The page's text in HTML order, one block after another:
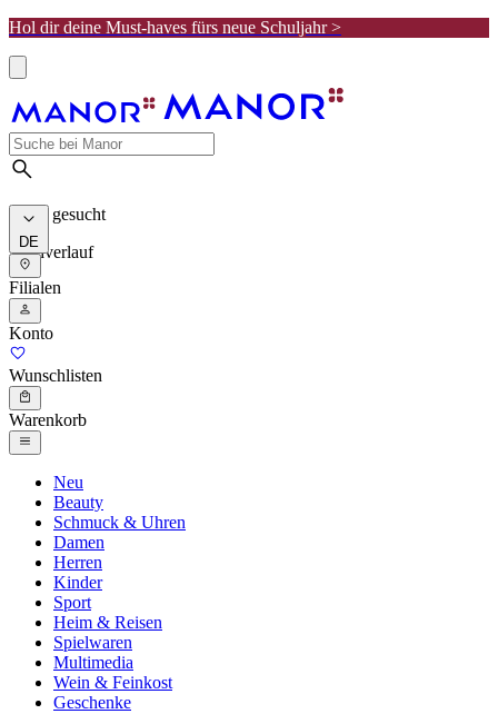
Hol dir deine Must-haves fürs neue Schuljahr >
Meist gesucht
Suchverlauf
DE
Filialen
Konto
Wunschlisten
Warenkorb
Neu
Beauty
Schmuck & Uhren
Damen
Herren
Kinder
Sport
Heim & Reisen
Spielwaren
Multimedia
Wein & Feinkost
Geschenke